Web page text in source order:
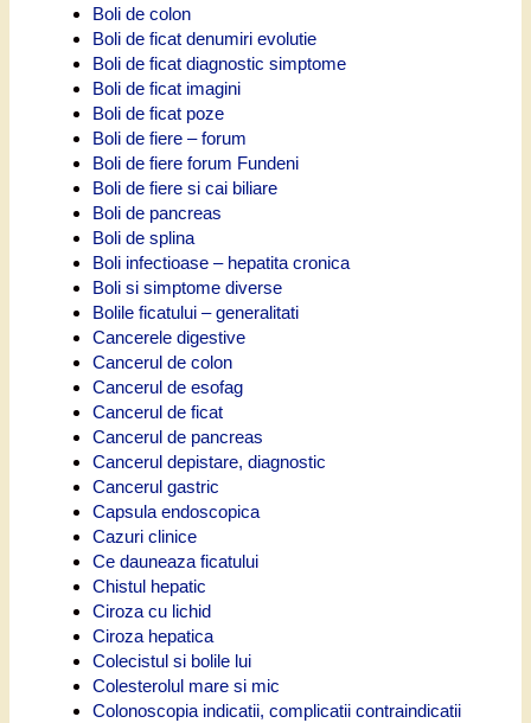
Boli de colon
Boli de ficat denumiri evolutie
Boli de ficat diagnostic simptome
Boli de ficat imagini
Boli de ficat poze
Boli de fiere – forum
Boli de fiere forum Fundeni
Boli de fiere si cai biliare
Boli de pancreas
Boli de splina
Boli infectioase – hepatita cronica
Boli si simptome diverse
Bolile ficatului – generalitati
Cancerele digestive
Cancerul de colon
Cancerul de esofag
Cancerul de ficat
Cancerul de pancreas
Cancerul depistare, diagnostic
Cancerul gastric
Capsula endoscopica
Cazuri clinice
Ce dauneaza ficatului
Chistul hepatic
Ciroza cu lichid
Ciroza hepatica
Colecistul si bolile lui
Colesterolul mare si mic
Colonoscopia indicatii, complicatii contraindicatii